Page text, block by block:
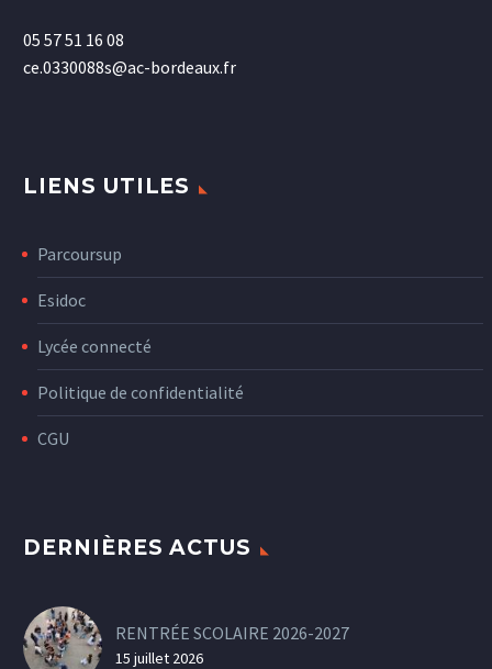
05 57 51 16 08
ce.0330088s@ac-bordeaux.fr
LIENS UTILES
Parcoursup
Esidoc
Lycée connecté
Politique de confidentialité
CGU
DERNIÈRES ACTUS
RENTRÉE SCOLAIRE 2026-2027
15 juillet 2026